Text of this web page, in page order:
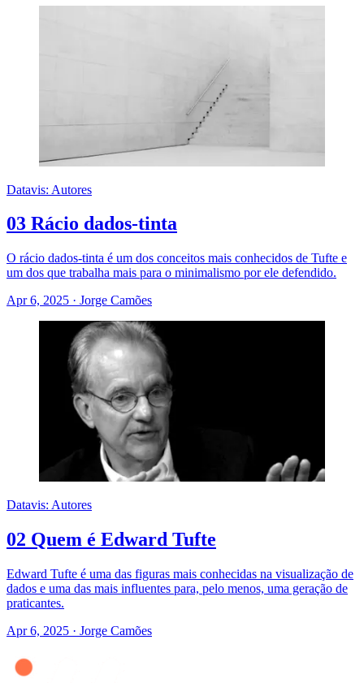
Datavis: Autores
03 Rácio dados-tinta
O rácio dados-tinta é um dos conceitos mais conhecidos de Tufte e
um dos que trabalha mais para o minimalismo por ele defendido.
Apr 6, 2025 · Jorge Camões
Datavis: Autores
02 Quem é Edward Tufte
Edward Tufte é uma das figuras mais conhecidas na visualização de
dados e uma das mais influentes para, pelo menos, uma geração de
praticantes.
Apr 6, 2025 · Jorge Camões